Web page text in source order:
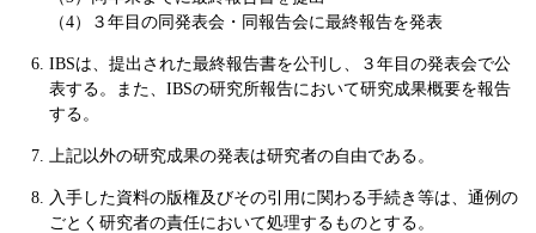
（4）３年目の同発表会・同報告会に最終報告を発表
IBSは、提出された最終報告書を公刊し、３年目の発表会で公
表する。また、IBSの研究所報告において研究成果概要を報告
する。
上記以外の研究成果の発表は研究者の自由である。
入手した資料の版権及びその引用に関わる手続き等は、通例の
ごとく研究者の責任において処理するものとする。